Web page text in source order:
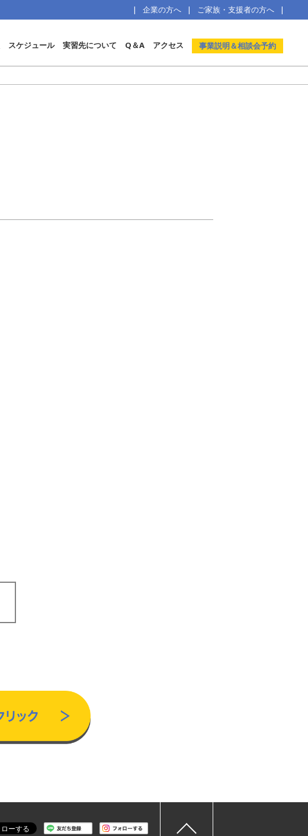
企業の方へ ご家族・支援者の方へ
スケジュール 実習先について Q＆A アクセス 事業説明＆相談会予約